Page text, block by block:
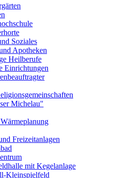
Soziales
Apotheken
Heilberufe
Einrichtungen
Michelau"
Freizeitanlagen
mit Kegelanlage
Kleinspielfeld